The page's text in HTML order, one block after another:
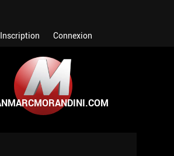
Inscription Connexion